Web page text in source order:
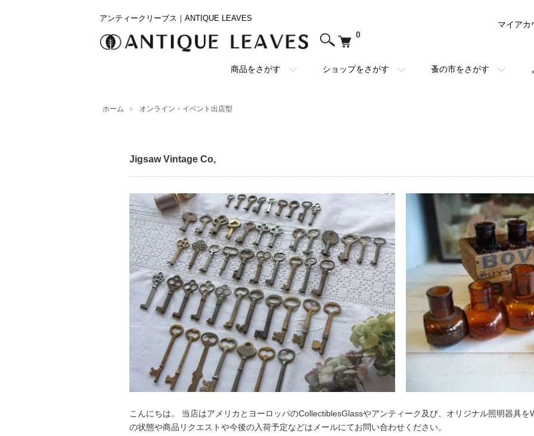
アンティークリーブス｜ANTIQUE LEAVES
0
商品をさがす ショップをさがす 蚤の市をさがす
マイアカ
ホーム ＞ オンライン・イベント出店型
Jigsaw Vintage Co,
こんにちは。 当店はアメリカとヨーロッパのCollectiblesGlassやアンティーク及び、オリジナル照明器具
の状態や商品リクエストや今後の入荷予定などはメールにてお問い合わせください。